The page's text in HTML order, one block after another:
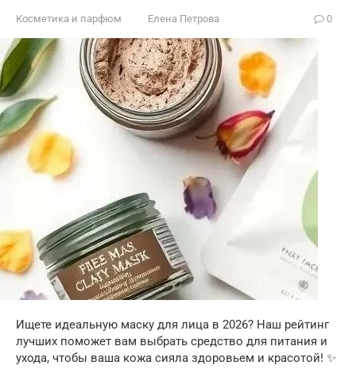
Косметика и парфюм Елена Петрова 0
Ищете идеальную маску для лица в 2026? Наш рейтинг
лучших поможет вам выбрать средство для питания и
ухода, чтобы ваша кожа сияла здоровьем и красотой! ✨